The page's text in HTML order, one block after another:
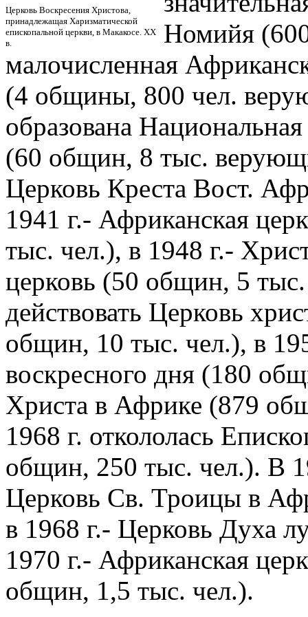
Церковь Воскресения Христова,
принадлежащая Харизматической
епископальной церкви, в Макакосе. XX
в.
Номийя
малочисленная
(4 общины, 800 чел.
образована
(60 общин, 8 тыс.
Церковь Креста Вост.
1941 г.- Африканская
тыс. чел.), в 1948 г.-
церковь (50 общин, 5
действовать Церковь
общин, 10 тыс. чел.), в
воскресного дня (180
Христа в Африке (879
1968 г. откололась
общин, 250 тыс. чел.). В
Церковь Св. Троицы в
в 1968 г.- Церковь Духа
1970 г.- Африканская
общин, 1,5 тыс. чел.).